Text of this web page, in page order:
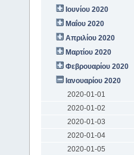
Ιουνίου 2020
Μαΐου 2020
Απριλίου 2020
Μαρτίου 2020
Φεβρουαρίου 2020
Ιανουαρίου 2020
2020-01-01
2020-01-02
2020-01-03
2020-01-04
2020-01-05